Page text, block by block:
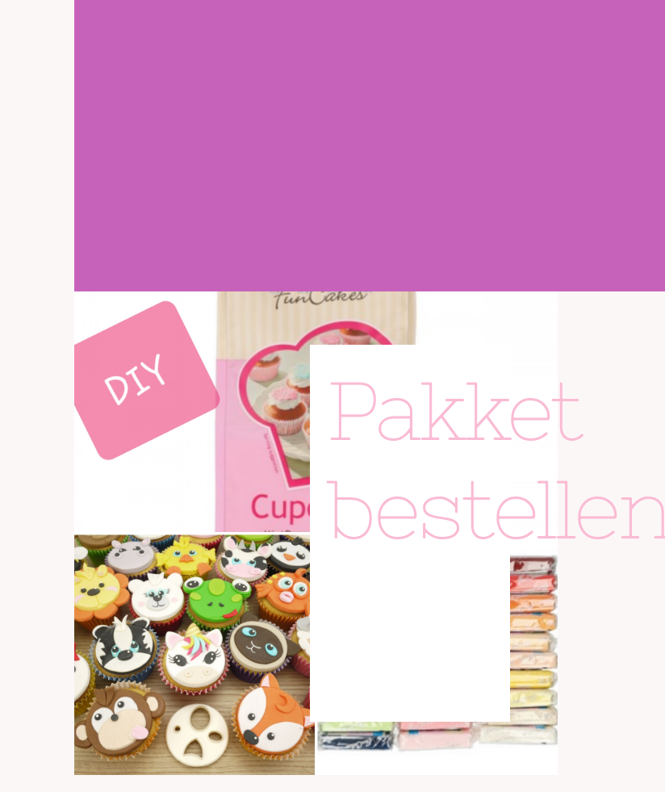
Pakket
bestellen